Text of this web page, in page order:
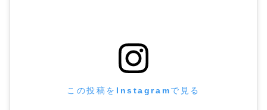
この投稿をInstagramで見る